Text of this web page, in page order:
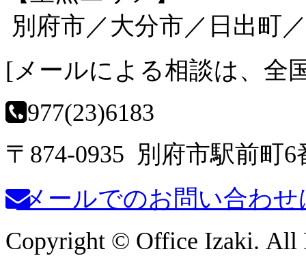
別府市／大分市／日出町
[メールによる相談は、全
0977(23)6183
〒874-0935 別府市駅前町
メールでのお問い合わせ
Copyright © Office Izaki. All